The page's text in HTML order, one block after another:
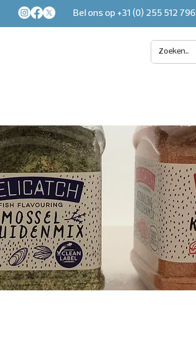
Bel ons op +31 (0) 255 512 796